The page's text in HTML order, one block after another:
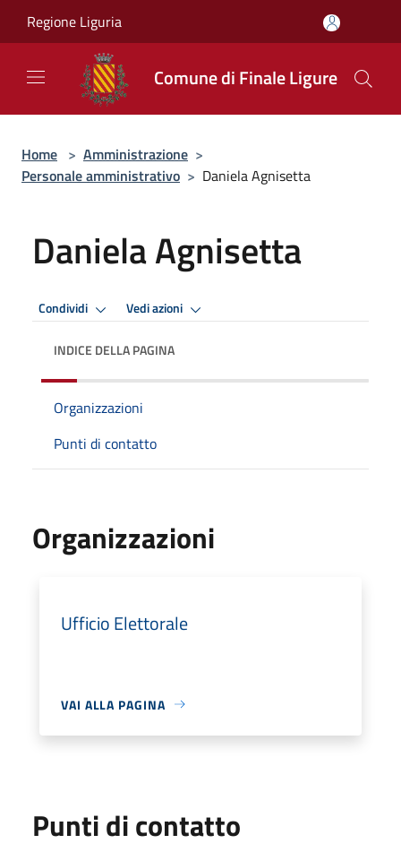
Regione Liguria
Comune di Finale Ligure
Home > Amministrazione >
Personale amministrativo > Daniela Agnisetta
Daniela Agnisetta
Condividi Vedi azioni
INDICE DELLA PAGINA
Organizzazioni
Punti di contatto
Organizzazioni
Ufficio Elettorale
VAI ALLA PAGINA
Punti di contatto